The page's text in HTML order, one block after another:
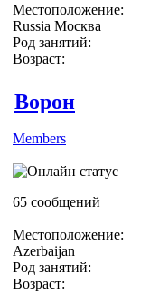
Местоположение:
Russia Москва
Род занятий:
Возраст:
Ворон
Members
65 сообщений
Местоположение:
Azerbaijan
Род занятий:
Возраст: